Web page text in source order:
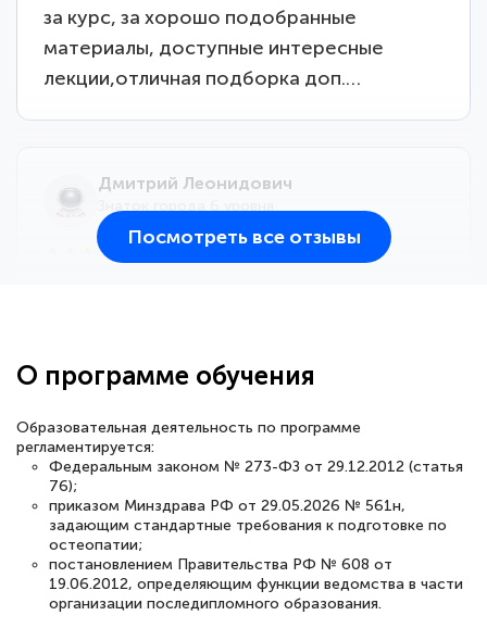
за курс, за хорошо подобранные
материалы, доступные интересные
лекции,отличная подборка доп.…
Дмитрий Леонидович
большое количество методических
сдачи итоговой аттестации. Спасибо
Елена Кравченко
Знаток города 5 уровня
18 марта 2026
Посмотреть все отзывы
О программе обучения
Образовательная деятельность по программе
регламентируется:
Федеральным законом № 273-ФЗ от 29.12.2012 (статья
76);
приказом Минздрава РФ от 29.05.2026 № 561н,
задающим стандартные требования к подготовке по
остеопатии;
постановлением Правительства РФ № 608 от
19.06.2012, определяющим функции ведомства в части
организации последипломного образования.